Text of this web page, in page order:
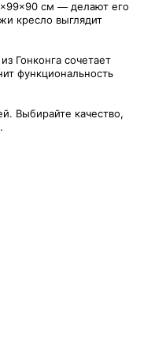
см — делают его
кресло выглядит
Гонконга сочетает
функциональность
Выбирайте качество,